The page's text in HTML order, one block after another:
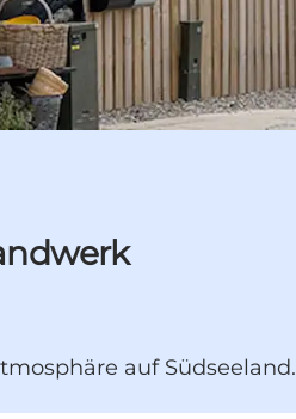
auf Südseeland.